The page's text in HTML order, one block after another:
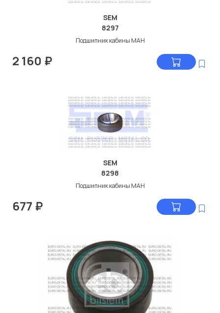
SEM
8297
Подшипник кабины МАН
2 160 ₽
SEM
8298
Подшипник кабины МАН
677 ₽